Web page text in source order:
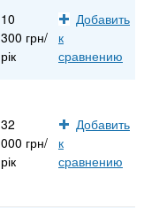
10
300 грн/
рік
Добавить
к
сравнению
32
000 грн/
рік
Добавить
к
сравнению